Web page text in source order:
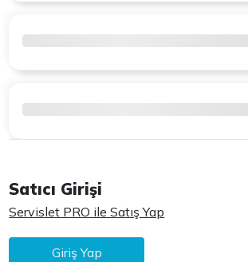
Satıcı Girişi
Servislet PRO ile Satış Yap
Giriş Yap